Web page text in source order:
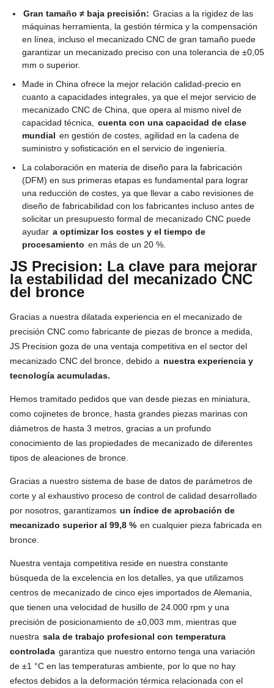
Gran tamaño ≠ baja precisión: Gracias a la rigidez de las
máquinas herramienta, la gestión térmica y la compensación
en línea, incluso el mecanizado CNC de gran tamaño puede
garantizar un mecanizado preciso con una tolerancia de ±0,05
mm o superior.
Made in China ofrece la mejor relación calidad-precio en
cuanto a capacidades integrales, ya que el mejor servicio de
mecanizado CNC de China, que opera al mismo nivel de
capacidad técnica,
cuenta con una capacidad de clase
mundial en gestión de costes, agilidad en la cadena de
suministro y sofisticación en el servicio de ingeniería.
La colaboración en materia de diseño para la fabricación
(DFM) en sus primeras etapas es fundamental para lograr
una reducción de costes, ya que llevar a cabo revisiones de
diseño de fabricabilidad con los fabricantes incluso antes de
solicitar un presupuesto formal de mecanizado CNC puede
ayudar a optimizar los costes y el tiempo de
procesamiento en más de un 20 %.
JS Precision: La clave para mejorar
la estabilidad del mecanizado CNC
del bronce
Gracias a nuestra dilatada experiencia en el mecanizado de
precisión CNC como fabricante de piezas de bronce a medida,
JS Precision goza de una ventaja competitiva en el sector del
mecanizado CNC del bronce, debido a nuestra experiencia y
tecnología acumuladas.
Hemos tramitado pedidos que van desde piezas en miniatura,
como cojinetes de bronce, hasta grandes piezas marinas con
diámetros de hasta 3 metros, gracias a un profundo
conocimiento de las propiedades de mecanizado de diferentes
tipos de aleaciones de bronce.
Gracias a nuestro sistema de base de datos de parámetros de
corte y al exhaustivo proceso de control de calidad desarrollado
por nosotros, garantizamos un índice de aprobación de
mecanizado superior al 99,8 % en cualquier pieza fabricada en
bronce.
Nuestra ventaja competitiva reside en nuestra constante
búsqueda de la excelencia en los detalles, ya que utilizamos
centros de mecanizado de cinco ejes importados de Alemania,
que tienen una velocidad de husillo de 24.000 rpm y una
precisión de posicionamiento de ±0,003 mm, mientras que
nuestra sala de trabajo profesional con temperatura
controlada garantiza que nuestro entorno tenga una variación
de ±1 °C en las temperaturas ambiente, por lo que no hay
efectos debidos a la deformación térmica relacionada con el